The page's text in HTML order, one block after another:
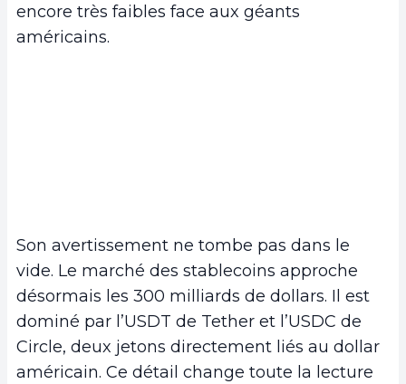
encore très faibles face aux géants
américains.
Son avertissement ne tombe pas dans le
vide. Le marché des stablecoins approche
désormais les 300 milliards de dollars. Il est
dominé par l’USDT de Tether et l’USDC de
Circle, deux jetons directement liés au dollar
américain. Ce détail change toute la lecture